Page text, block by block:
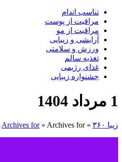
تناسب اندام
مراقبت از پوست
مراقبت از مو
آرایشی و زیبایی
ورزش و سلامتی
تغذیه سالم
غذای رژیمی
جشنواره زیبایی
1 مرداد 1404
زیبا ۳۶۰ »
Archives for» Archives for